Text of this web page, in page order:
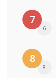
7
6
8
8